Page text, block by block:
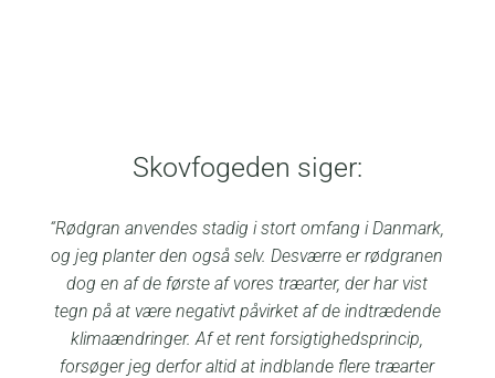
Skovfogeden siger:
“Rødgran anvendes stadig i stort omfang i Danmark,
og jeg planter den også selv. Desværre er rødgranen
dog en af de første af vores træarter, der har vist
tegn på at være negativt påvirket af de indtrædende
klimaændringer. Af et rent forsigtighedsprincip,
forsøger jeg derfor altid at indblande flere træarter